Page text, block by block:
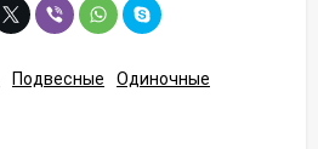
Подвесные Одиночные